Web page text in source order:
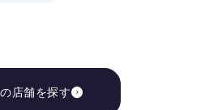
店舗を探す